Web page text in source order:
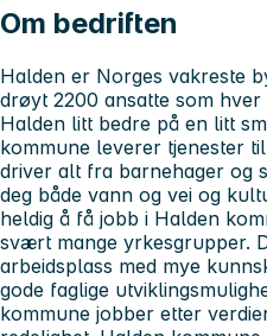
Om bedriften
Halden er Norges vakreste
drøyt 2200 ansatte som
Halden litt bedre på en litt
kommune leverer tjenester
driver alt fra barnehager og
deg både vann og vei og
heldig å få jobb i Halden
svært mange yrkesgrupper.
arbeidsplass med mye
gode faglige
kommune jobber etter